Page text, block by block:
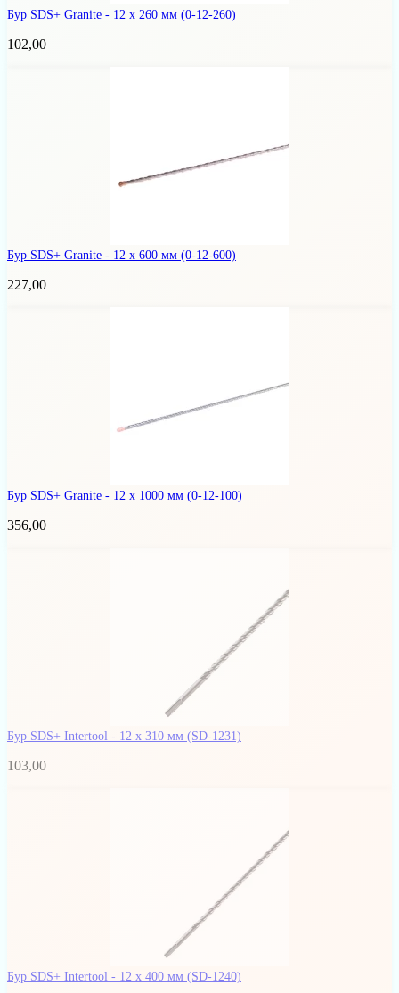
Бур SDS+ Granite - 12 х 260 мм (0-12-260)
102,00
Бур SDS+ Granite - 12 х 600 мм (0-12-600)
227,00
Бур SDS+ Granite - 12 x 1000 мм (0-12-100)
356,00
Бур SDS+ Intertool - 12 х 310 мм (SD-1231)
103,00
Бур SDS+ Intertool - 12 х 400 мм (SD-1240)